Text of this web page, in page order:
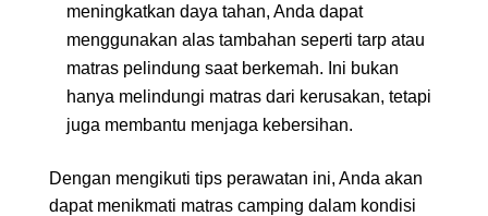
meningkatkan daya tahan, Anda dapat
menggunakan alas tambahan seperti tarp atau
matras pelindung saat berkemah. Ini bukan
hanya melindungi matras dari kerusakan, tetapi
juga membantu menjaga kebersihan.
Dengan mengikuti tips perawatan ini, Anda akan
dapat menikmati matras camping dalam kondisi